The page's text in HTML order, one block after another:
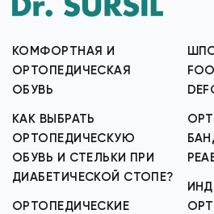
КОМФОРТНАЯ И
ОРТОПЕДИЧЕСКАЯ
ОБУВЬ
КАК ВЫБРАТЬ
ОРТОПЕДИЧЕСКУЮ
ОБУВЬ И СТЕЛЬКИ ПРИ
ДИАБЕТИЧЕСКОЙ СТОПЕ?
ОРТОПЕДИЧЕСКИЕ